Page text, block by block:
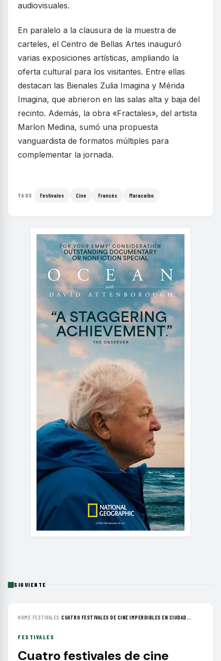
audiovisuales.
En paralelo a la clausura de la muestra de
carteles, el Centro de Bellas Artes inauguró
varias exposiciones artísticas, ampliando la
oferta cultural para los visitantes. Entre ellas
destacan las Bienales Zulia Imagina y Mérida
Imagina, que abrieron en las salas alta y baja del
recinto. Además, la obra «Fractales», del artista
Marlon Medina, sumó una propuesta
vanguardista de formatos múltiples para
complementar la jornada.
TAGS Festivales Cine Francés Maracaibo
SIGUIENTE
HOME›FESTIVALES ›CUATRO FESTIVALES DE CINE IMPERDIBLES EN CIUDAD...
FESTIVALES
Cuatro festivales de cine